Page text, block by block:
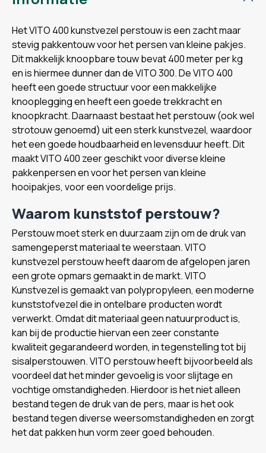
Het VITO 400 kunstvezel perstouw is een zacht maar
stevig pakkentouw voor het persen van kleine pakjes.
Dit makkelijk knoopbare touw bevat 400 meter per kg
en is hiermee dunner dan de VITO 300. De VITO 400
heeft een goede structuur voor een makkelijke
knooplegging en heeft een goede trekkracht en
knoopkracht. Daarnaast bestaat het perstouw (ook wel
strotouw genoemd) uit een sterk kunstvezel, waardoor
het een goede houdbaarheid en levensduur heeft. Dit
maakt VITO 400 zeer geschikt voor diverse kleine
pakkenpersen en voor het persen van kleine
hooipakjes, voor een voordelige prijs.
Waarom kunststof perstouw?
Perstouw moet sterk en duurzaam zijn om de druk van
samengeperst materiaal te weerstaan. VITO
kunstvezel perstouw heeft daarom de afgelopen jaren
een grote opmars gemaakt in de markt. VITO
Kunstvezel is gemaakt van polypropyleen, een moderne
kunststofvezel die in ontelbare producten wordt
verwerkt. Omdat dit materiaal geen natuurproduct is,
kan bij de productie hiervan een zeer constante
kwaliteit gegarandeerd worden, in tegenstelling tot bij
sisalperstouwen. VITO perstouw heeft bijvoorbeeld als
voordeel dat het minder gevoelig is voor slijtage en
vochtige omstandigheden. Hierdoor is het niet alleen
bestand tegen de druk van de pers, maar is het ook
bestand tegen diverse weersomstandigheden en zorgt
het dat pakken hun vorm zeer goed behouden.